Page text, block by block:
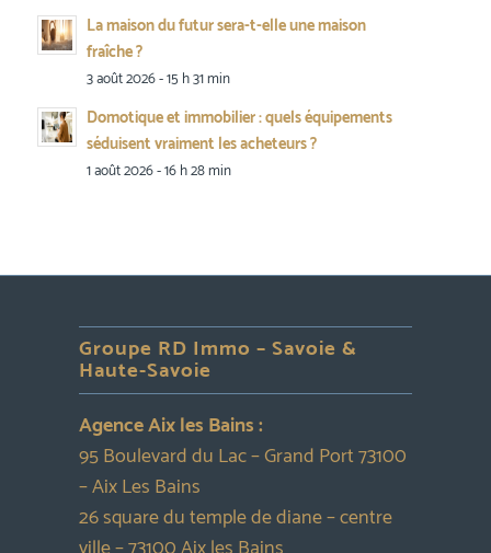
La maison du futur sera-t-elle une maison
fraîche ?
3 août 2026 - 15 h 31 min
Domotique et immobilier : quels équipements
séduisent vraiment les acheteurs ?
1 août 2026 - 16 h 28 min
Groupe RD Immo – Savoie &
Haute-Savoie
Agence Aix les Bains :
95 Boulevard du Lac – Grand Port 73100
– Aix Les Bains
26 square du temple de diane – centre